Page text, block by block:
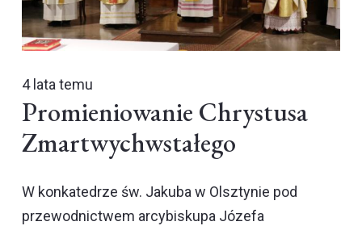
4 lata temu
Promieniowanie Chrystusa
Zmartwychwstałego
W konkatedrze św. Jakuba w Olsztynie pod
przewodnictwem arcybiskupa Józefa